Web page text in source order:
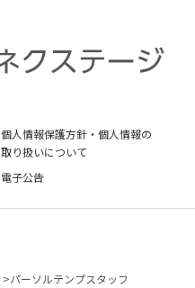
個人情報保護方針・個人情報の
取り扱いについて
電子公告
パーソルテンプスタッフ